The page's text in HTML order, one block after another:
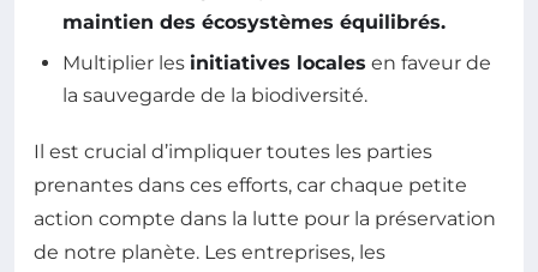
maintien des écosystèmes équilibrés.
Multiplier les initiatives locales en faveur de
la sauvegarde de la biodiversité.
Il est crucial d’impliquer toutes les parties
prenantes dans ces efforts, car chaque petite
action compte dans la lutte pour la préservation
de notre planète. Les entreprises, les